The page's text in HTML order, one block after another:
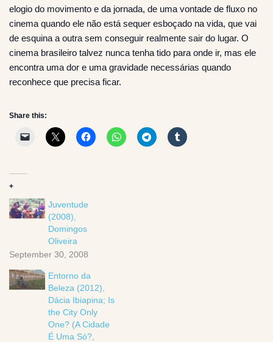
elogio do movimento e da jornada, de uma vontade de fluxo no
cinema quando ele não está sequer esboçado na vida, que vai
de esquina a outra sem conseguir realmente sair do lugar. O
cinema brasileiro talvez nunca tenha tido para onde ir, mas ele
encontra uma dor e uma gravidade necessárias quando
reconhece que precisa ficar.
Share this:
+
Juventude
(2008),
Domingos
Oliveira
September 30, 2008
Entorno da
Beleza (2012),
Dácia Ibiapina; Is
the City Only
One? (A Cidade
É Uma Só?,